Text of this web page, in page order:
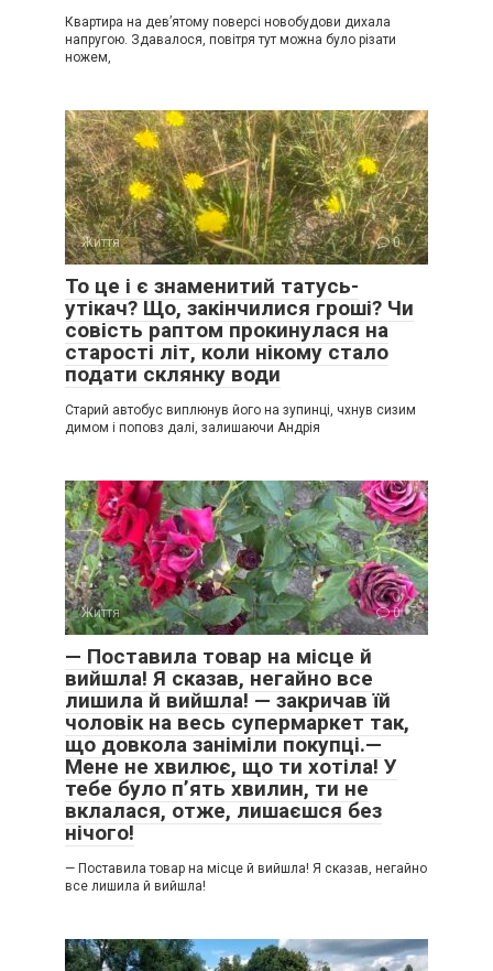
Квартира на дев’ятому поверсі новобудови дихала
напругою. Здавалося, повітря тут можна було різати
ножем,
Життя 0
То це і є знаменитий татусь-
утікач? Що, закінчилися гроші? Чи
совість раптом прокинулася на
старості літ, коли нікому стало
подати склянку води
Старий автобус виплюнув його на зупинці, чхнув сизим
димом і поповз далі, залишаючи Андрія
Життя 0
— Поставила товар на місце й
вийшла! Я сказав, негайно все
лишила й вийшла! — закричав їй
чоловік на весь супермаркет так,
що довкола заніміли покупці.—
Мене не хвилює, що ти хотіла! У
тебе було п’ять хвилин, ти не
вклалася, отже, лишаєшся без
нічого!
— Поставила товар на місце й вийшла! Я сказав, негайно
все лишила й вийшла!